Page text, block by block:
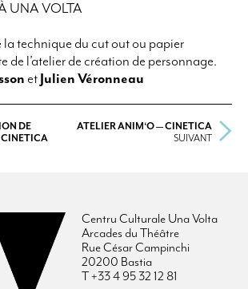
UNA VOLTA
technique du cut out ou papier
de l’atelier de création de personnage.
et Julien Véronneau
DE
CINETICA
ATELIER ANIM‘O — CINETICA
SUIVANT
Centru Culturale Una Volta
Arcades du Théâtre
Rue César Campinchi
20200 Bastia
T +33 4 95 32 12 81